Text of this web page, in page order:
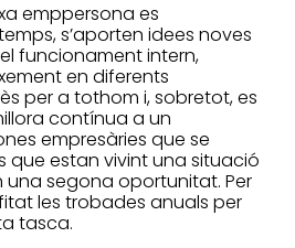
emppersona es
s’aporten idees noves
funcionament intern,
en diferents
per a tothom i, sobretot, es
contínua a un
empresàries que se
que estan vivint una situació
una segona oportunitat. Per
les trobades anuals per
tasca.